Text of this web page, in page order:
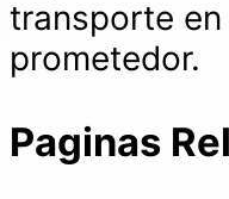
transporte
prometedor.
Paginas